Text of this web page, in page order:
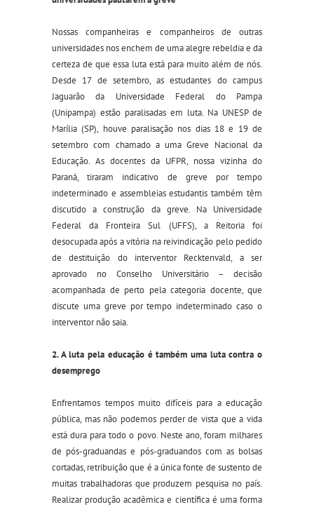
Nossas companheiras e companheiros de outras
universidades nos enchem de uma alegre rebeldia e da
certeza de que essa luta está para muito além de nós.
Desde 17 de setembro, as estudantes do campus
Jaguarão da Universidade Federal do Pampa
(Unipampa) estão paralisadas em luta. Na UNESP de
Marília (SP), houve paralisação nos dias 18 e 19 de
setembro com chamado a uma Greve Nacional da
Educação. As docentes da UFPR, nossa vizinha do
Paraná, tiraram indicativo de greve por tempo
indeterminado e assembleias estudantis também têm
discutido a construção da greve. Na Universidade
Federal da Fronteira Sul (UFFS), a Reitoria foi
desocupada após a vitória na reivindicação pelo pedido
de destituição do interventor Recktenvald, a ser
aprovado no Conselho Universitário – decisão
acompanhada de perto pela categoria docente, que
discute uma greve por tempo indeterminado caso o
interventor não saia.
2. A luta pela educação é também uma luta contra o
desemprego
Enfrentamos tempos muito difíceis para a educação
pública, mas não podemos perder de vista que a vida
está dura para todo o povo. Neste ano, foram milhares
de pós-graduandas e pós-graduandos com as bolsas
cortadas, retribuição que é a única fonte de sustento de
muitas trabalhadoras que produzem pesquisa no país.
Realizar produção acadêmica e científica é uma forma